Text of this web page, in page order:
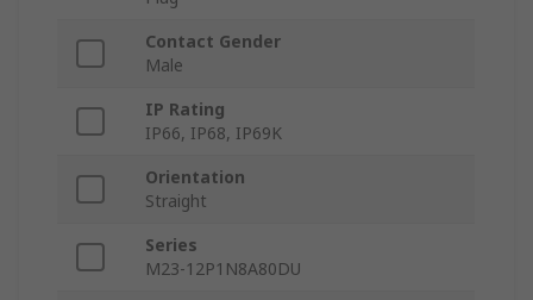
Contact Gender
Male
IP Rating
IP66, IP68, IP69K
Orientation
Straight
Series
M23-12P1N8A80DU